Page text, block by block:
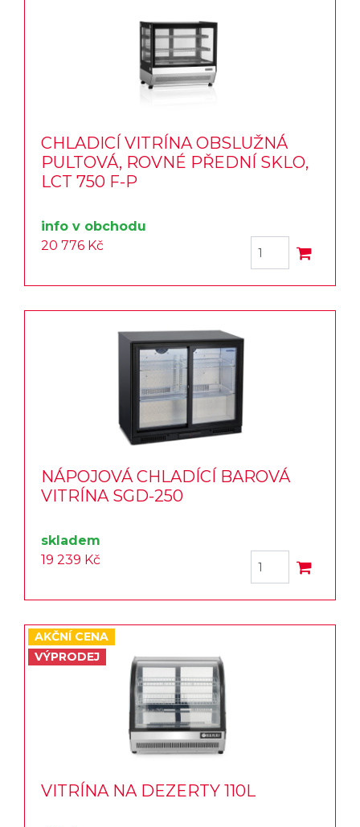
CHLADICÍ VITRÍNA OBSLUŽNÁ
PULTOVÁ, ROVNÉ PŘEDNÍ SKLO,
LCT 750 F-P
info v obchodu
20 776 Kč
NÁPOJOVÁ CHLADÍCÍ BAROVÁ
VITRÍNA SGD-250
skladem
19 239 Kč
AKČNÍ CENA
VÝPRODEJ
VITRÍNA NA DEZERTY 110L